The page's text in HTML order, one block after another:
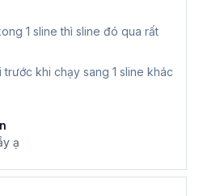
1 sline thì sline đó qua rất
trước khi chạy sang 1 sline khác
ạ